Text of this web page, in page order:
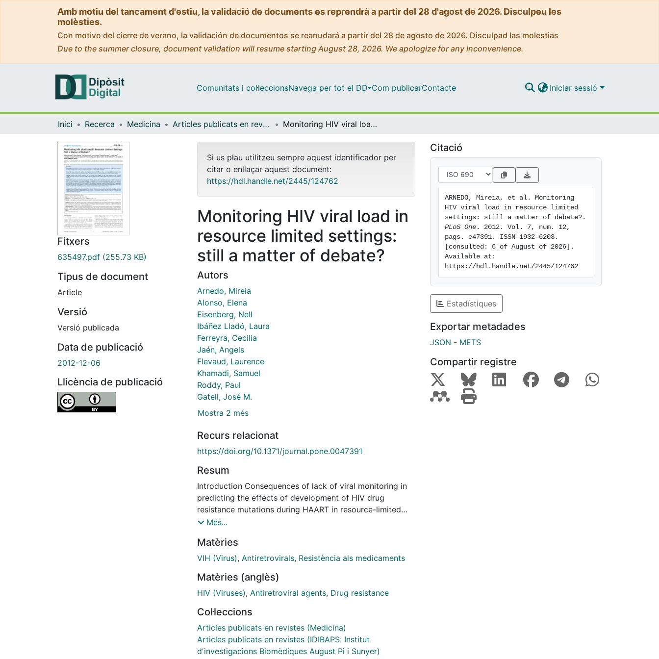
Amb motiu del tancament d'estiu, la validació de documents es reprendrà a partir del 28 d'agost de 2026. Disculpeu les
molèsties.
Con motivo del cierre de verano, la validación de documentos se reanudará a partir del 28 de agosto de 2026. Disculpad las molestias
Due to the summer closure, document validation will resume starting August 28, 2026. We apologize for any inconvenience.
Comunitats i col·leccionsNavega per tot el DD Com publicarContacte Iniciar sessió
Inici Recerca Medicina Articles publicats en revistes (Medicina) Monitoring HIV viral load in resource limited settings: still a matter of debate?
Fitxers
635497.pdf (255.73 KB)
Tipus de document
Article
Versió
Versió publicada
Data de publicació
2012-12-06
Llicència de publicació
Si us plau utilitzeu sempre aquest identificador per
citar o enllaçar aquest document:
https://hdl.handle.net/2445/124762
Monitoring HIV viral load in
resource limited settings:
still a matter of debate?
Autors
Arnedo, Mireia
Alonso, Elena
Eisenberg, Nell
Ibáñez Lladó, Laura
Ferreyra, Cecilia
Jaén, Angels
Flevaud, Laurence
Khamadi, Samuel
Roddy, Paul
Gatell, José M.
Mostra 2 més
Recurs relacionat
https://doi.org/10.1371/journal.pone.0047391
Resum
Introduction Consequences of lack of viral monitoring in
predicting the effects of development of HIV drug
resistance mutations during HAART in resource-limited
settings (RLS) is still a matter of debate. Design To
HAART, prevalence of virological failure and genotypic
resistance mutations pattern in a Médécins Sans
(Kenya). Methods Patients with HAART treatment for ≥12
months were eligible for the study and those with HIV-
HIV-1 RNA from Dried Blood Spots was extracted using
Nuclisens method. Results 926 patients were included.
Among 274 (29.6%) patients with detectable viral load, 55
(5.9%) experienced treatment failure (viral load >5.000
Més...
Matèries
VIH (Virus), Antiretrovirals, Resistència als medicaments
Matèries (anglès)
HIV (Viruses), Antiretroviral agents, Drug resistance
Col·leccions
Articles publicats en revistes (Medicina)
Articles publicats en revistes (IDIBAPS: Institut
d'investigacions Biomèdiques August Pi i Sunyer)
Citació
ARNEDO, Mireia, et al. Monitoring
HIV viral load in resource limited
PLoS One . 2012. Vol. 7, num. 12,
pags. e47391. ISSN 1932-6203.
[consulted: 6 of August of 2026].
Available at:
https://hdl.handle.net/2445/124762
Estadístiques
Exportar metadades
JSON - METS
Compartir registre